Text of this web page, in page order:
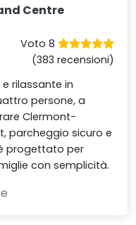
Centre
Voto 8
(383 recensioni)
rilassante in
persone, a
Clermont-
parcheggio sicuro e
progettato per
con semplicità.